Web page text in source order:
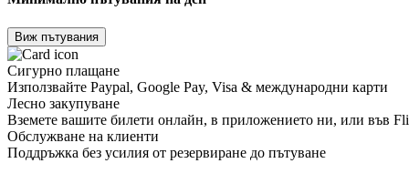
Виж пътувания
Сигурно плащане
Използвайте Paypal, Google Pay, Visa & международни карти
Лесно закупуване
Вземете вашите билети онлайн, в приложението ни, или във
Обслужване на клиенти
Поддръжка без усилия от резервиране до пътуване